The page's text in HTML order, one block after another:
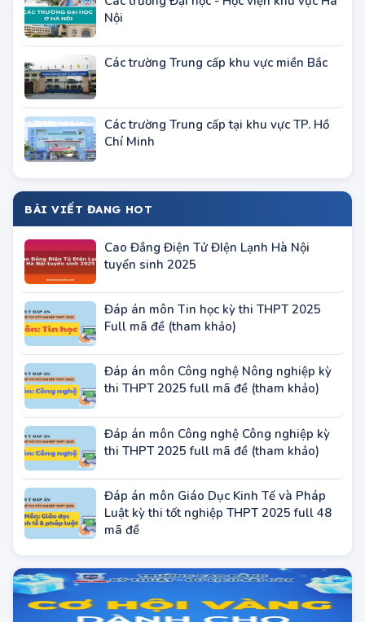
Nội
Chí Minh
BÀI VIẾT ĐANG HOT
tuyển sinh 2025
Full mã đề (tham khảo)
thi THPT 2025 full mã đề (tham khảo)
thi THPT 2025 full mã đề (tham khảo)
Đáp án môn Giáo Dục Kinh Tế và Pháp
mã đề